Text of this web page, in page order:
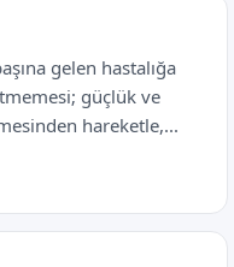
gelen hastalığa
güçlük ve
hareketle,...